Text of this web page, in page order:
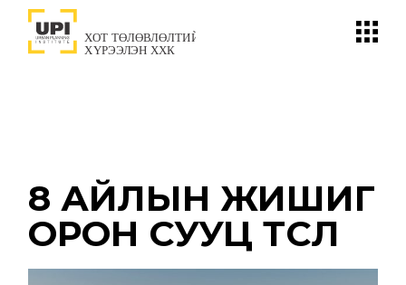
content
8 АЙЛЫН ЖИШИГ
ОРОН СУУЦ ТӨСӨЛ